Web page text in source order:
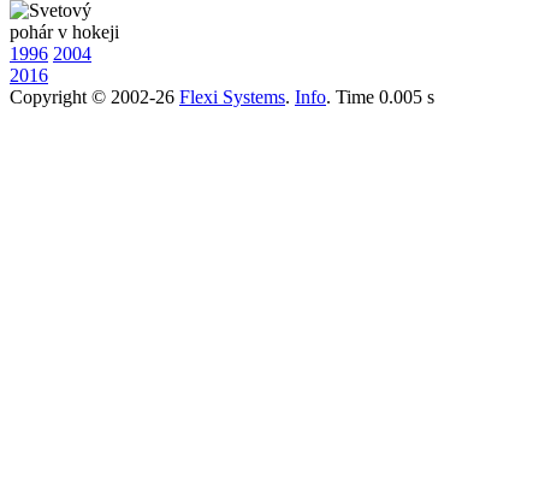
1996 2004
2016
Copyright © 2002-26 Flexi Systems. Info. Time 0.005 s